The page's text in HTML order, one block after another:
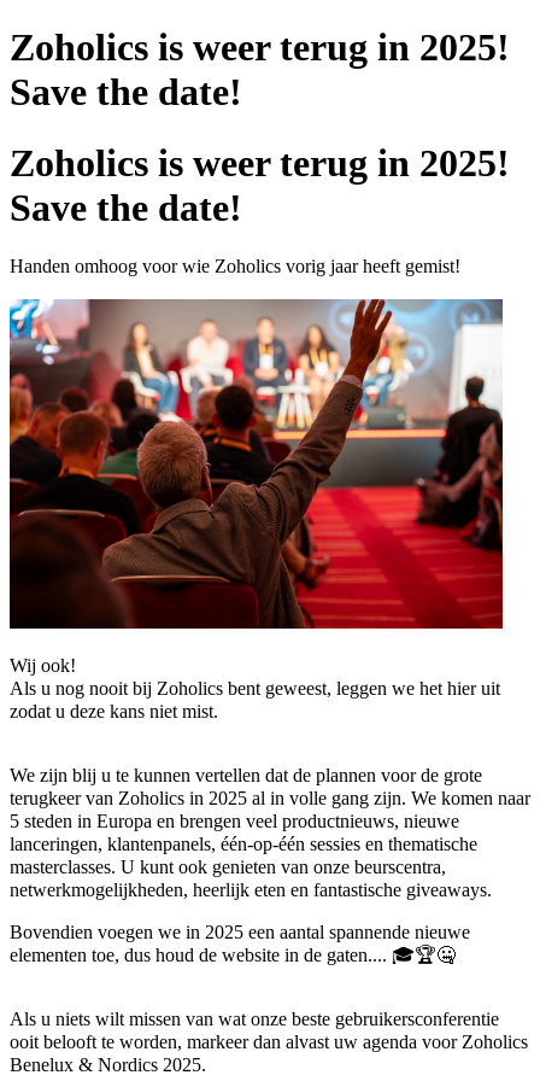
Zoholics is weer terug in 2025!
Save the date!
Zoholics is weer terug in 2025!
Save the date!
Handen omhoog voor wie Zoholics vorig jaar heeft gemist!
Wij ook!
Als u nog nooit bij Zoholics bent geweest, leggen we het hier uit
zodat u deze kans niet mist.
We zijn blij u te kunnen vertellen dat de plannen voor de grote
terugkeer van Zoholics in 2025 al in volle gang zijn. We komen naar
5 steden in Europa en brengen veel productnieuws, nieuwe
lanceringen, klantenpanels, één-op-één sessies en thematische
masterclasses. U kunt ook genieten van onze beurscentra,
netwerkmogelijkheden, heerlijk eten en fantastische giveaways.
Bovendien voegen we in 2025 een aantal spannende nieuwe
elementen toe, dus houd de website in de gaten.... 🎓🏆🤐
Als u niets wilt missen van wat onze beste gebruikersconferentie
ooit belooft te worden, markeer dan alvast uw agenda voor Zoholics
Benelux & Nordics 2025.